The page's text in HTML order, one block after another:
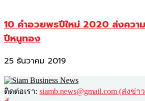
10 คำอวยพรปีใหม่ 2020 ส่งคว
ปีหนูทอง
25 ธันวาคม 2019
ติดต่อเรา: siamb.news@gmail.com (ส่ง